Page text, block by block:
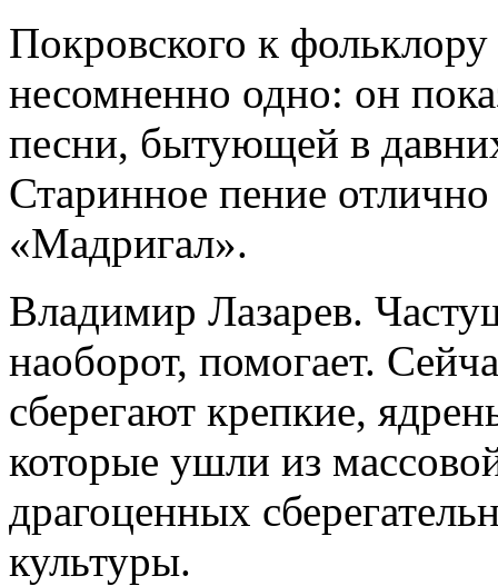
Покровского к
несомненно одно: он
песни, бытующей в
Старинное пение
«Мадригал».
Владимир Лазарев.
наоборот, помогает.
сберегают крепкие,
которые ушли из
драгоценных
культуры.